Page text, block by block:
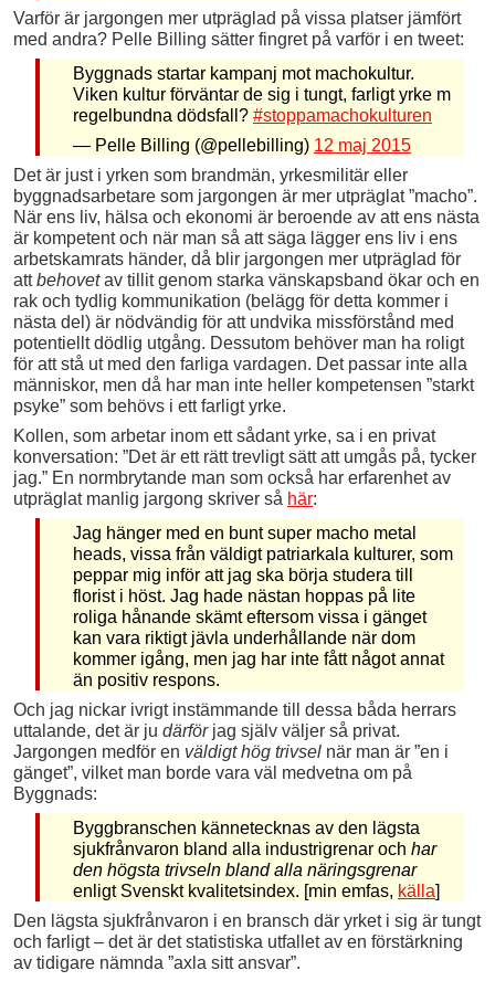
Varför är jargongen mer utpräglad på vissa platser jämfört
med andra? Pelle Billing sätter fingret på varför i en tweet:
Byggnads startar kampanj mot machokultur.
Viken kultur förväntar de sig i tungt, farligt yrke m
regelbundna dödsfall? #stoppamachokulturen
— Pelle Billing (@pellebilling) 12 maj 2015
Det är just i yrken som brandmän, yrkesmilitär eller
byggnadsarbetare som jargongen är mer utpräglat ”macho”.
När ens liv, hälsa och ekonomi är beroende av att ens nästa
är kompetent och när man så att säga lägger ens liv i ens
arbetskamrats händer, då blir jargongen mer utpräglad för
attbehovetav tillit genom starka vänskapsband ökar och en
rak och tydlig kommunikation (belägg för detta kommer i
nästa del) är nödvändig för att undvika missförstånd med
potentiellt dödlig utgång. Dessutom behöver man ha roligt
för att stå ut med den farliga vardagen. Det passar inte alla
människor, men då har man inte heller kompetensen ”starkt
psyke” som behövs i ett farligt yrke.
Kollen, som arbetar inom ett sådant yrke, sa i en privat
konversation: ”Det är ett rätt trevligt sätt att umgås på, tycker
jag.” En normbrytande man som också har erfarenhet av
utpräglat manlig jargong skriver så här:
Jag hänger med en bunt super macho metal
heads, vissa från väldigt patriarkala kulturer, som
peppar mig inför att jag ska börja studera till
florist i höst. Jag hade nästan hoppas på lite
roliga hånande skämt eftersom vissa i gänget
kan vara riktigt jävla underhållande när dom
kommer igång, men jag har inte fått något annat
än positiv respons.
Och jag nickar ivrigt instämmande till dessa båda herrars
uttalande, det är ju därförjag själv väljer så privat.
Jargongen medför en väldigt hög trivsel när man är ”en i
gänget”, vilket man borde vara väl medvetna om på
Byggnads:
Byggbranschen kännetecknas av den lägsta
sjukfrånvaron bland alla industrigrenar och har
den högsta trivseln bland alla näringsgrenar
enligt Svenskt kvalitetsindex. [min emfas, källa]
Den lägsta sjukfrånvaron i en bransch där yrket i sig är tungt
och farligt – det är det statistiska utfallet av en förstärkning
av tidigare nämnda ”axla sitt ansvar”.